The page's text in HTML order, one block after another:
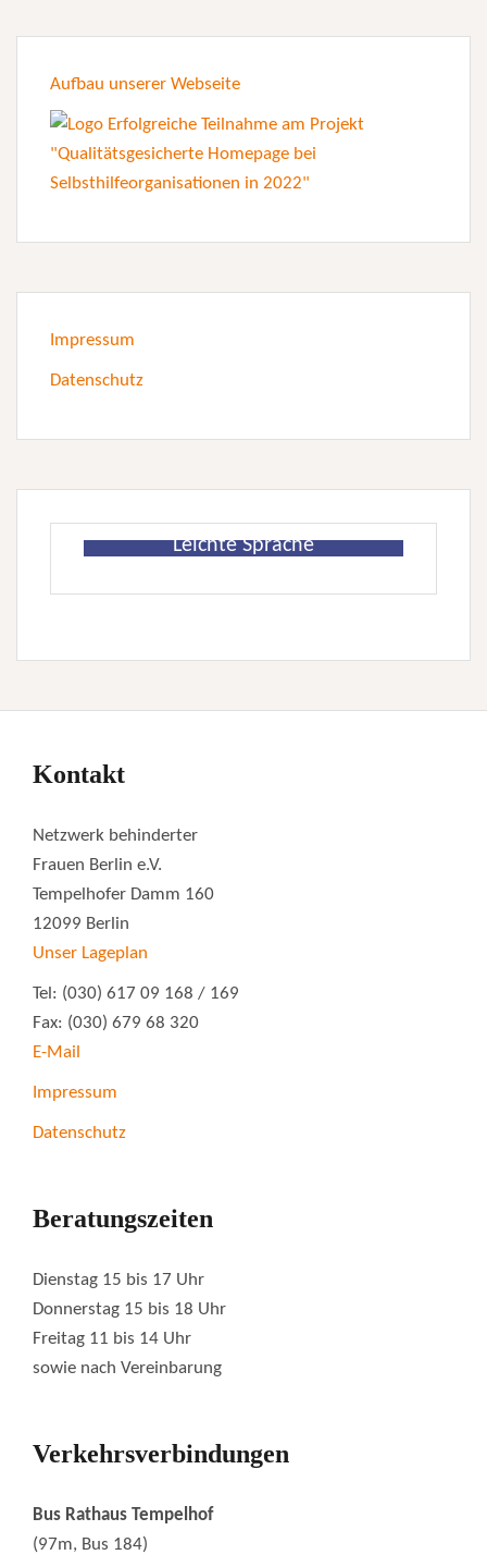
Aufbau unserer Webseite
Impressum
Datenschutz
Leichte Sprache
Kontakt
Netzwerk behinderter
Frauen Berlin e.V.
Tempelhofer Damm 160
12099 Berlin
Unser Lageplan
Tel: (030) 617 09 168 / 169
Fax: (030) 679 68 320
E-Mail
Impressum
Datenschutz
Beratungszeiten
Dienstag 15 bis 17 Uhr
Donnerstag 15 bis 18 Uhr
Freitag 11 bis 14 Uhr
sowie nach Vereinbarung
Verkehrsverbindungen
Bus Rathaus Tempelhof
(97m, Bus 184)